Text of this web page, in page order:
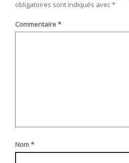
obligatoires sont indiqués avec*
Commentaire*
Nom*